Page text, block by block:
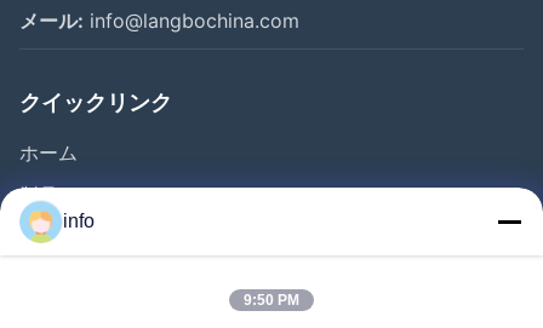
メール: info@langbochina.com
クイックリンク
ホーム
製品
ビデオ
info
9:50 PM